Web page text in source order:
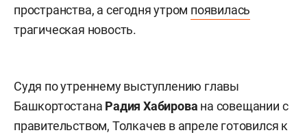
пространства, а сегодня утром появилась
трагическая новость.
Судя по утреннему выступлению главы
Башкортостана Радия Хабирова на совещании с
правительством, Толкачев в апреле готовился к